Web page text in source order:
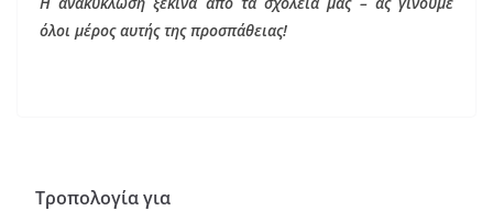
όλοι μέρος αυτής της προσπάθειας!
Τροπολογία για